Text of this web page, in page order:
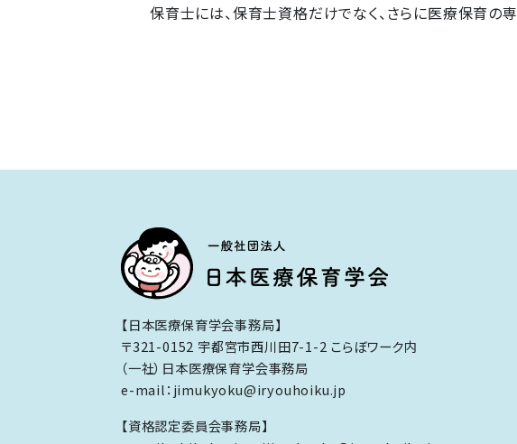
保育士には、保育士資格だけでなく、さらに医療保育の
【日本医療保育学会事務局】
〒321-0152 宇都宮市西川田7-1-2 こらぼワーク内
（一社）日本医療保育学会事務局
e-mail：jimukyoku@iryouhoiku.jp
【資格認定委員会事務局】